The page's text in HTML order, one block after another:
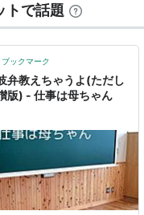
トで話題
ブックマーク
弁教えちゃうよ(ただし
版) - 仕事は母ちゃん